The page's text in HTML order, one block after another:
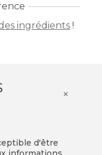
ingrédients !
×
d'être